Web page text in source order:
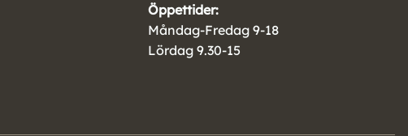
Öppettider:
Måndag-Fredag 9-18
Lördag 9.30-15